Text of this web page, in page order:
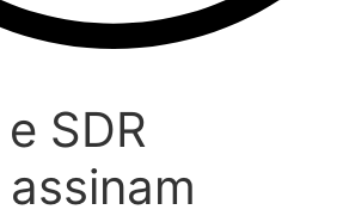
SDR